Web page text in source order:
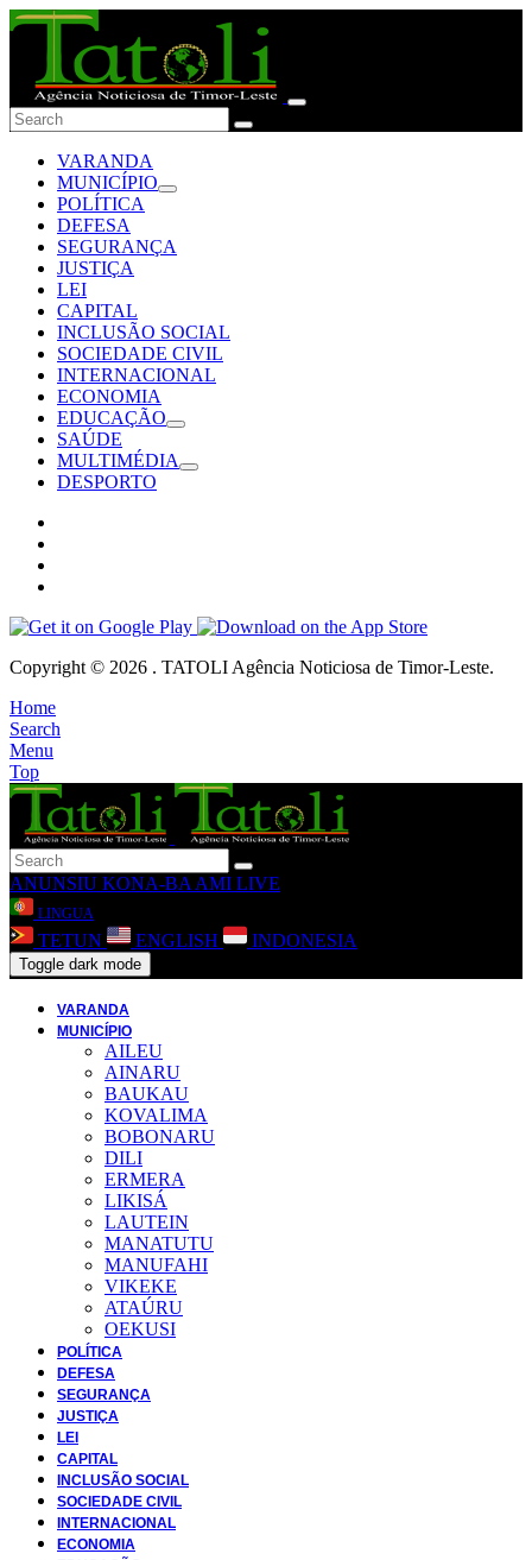
VARANDA
MUNICÍPIO
POLÍTICA
DEFESA
SEGURANÇA
JUSTIÇA
LEI
CAPITAL
INCLUSÃO SOCIAL
SOCIEDADE CIVIL
INTERNACIONAL
ECONOMIA
EDUCAÇÃO
SAÚDE
MULTIMÉDIA
DESPORTO
Copyright © 2026 . TATOLI Agência Noticiosa de Timor-Leste.
Home
Search
Menu
Top
ANUNSIU KONA-BA AMI LIVE
LINGUA
TETUN ENGLISH INDONESIA
Toggle dark mode
VARANDA
MUNICÍPIO
AILEU
AINARU
BAUKAU
KOVALIMA
BOBONARU
DILI
ERMERA
LIKISÁ
LAUTEIN
MANATUTU
MANUFAHI
VIKEKE
ATAÚRU
OEKUSI
POLÍTICA
DEFESA
SEGURANÇA
JUSTIÇA
LEI
CAPITAL
INCLUSÃO SOCIAL
SOCIEDADE CIVIL
INTERNACIONAL
ECONOMIA